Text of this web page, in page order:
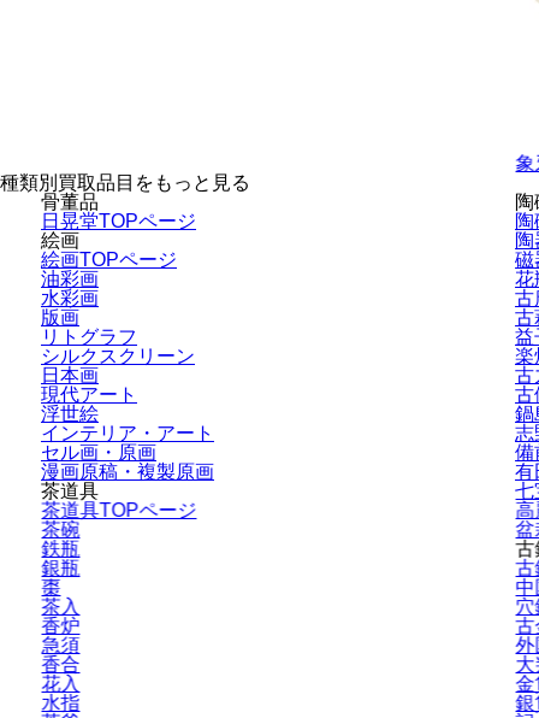
象
種類別買取品目をもっと見る
骨董品
日晃堂TOPページ
絵画
絵画TOPページ
油彩画
水彩画
版画
リトグラフ
シルクスクリーン
日本画
現代アート
浮世絵
インテリア・ アート
セル画・原画
漫画原稿・複製原画
茶道具
茶道具TOPページ
茶碗
鉄瓶
銀瓶
棗
茶入
香炉
急須
香合
花入
水指
磁
花
古
古
益
楽
古
古
鍋
志
備
有
七
高
盆
古
古
中
穴
古
外
大
金
銀